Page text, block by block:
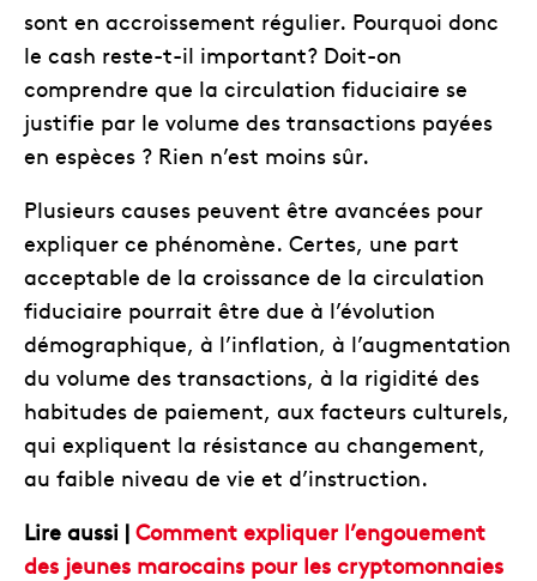
sont en accroissement régulier. Pourquoi donc
le cash reste-t-il important? Doit-on
comprendre que la circulation fiduciaire se
justifie par le volume des transactions payées
en espèces ? Rien n’est moins sûr.
Plusieurs causes peuvent être avancées pour
expliquer ce phénomène. Certes, une part
acceptable de la croissance de la circulation
fiduciaire pourrait être due à l’évolution
démographique, à l’inflation, à l’augmentation
du volume des transactions, à la rigidité des
habitudes de paiement, aux facteurs culturels,
qui expliquent la résistance au changement,
au faible niveau de vie et d’instruction.
Lire aussi | Comment expliquer l’engouement
des jeunes marocains pour les cryptomonnaies